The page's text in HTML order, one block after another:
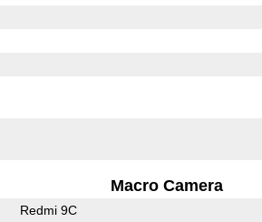
Macro Camera
Redmi 9C